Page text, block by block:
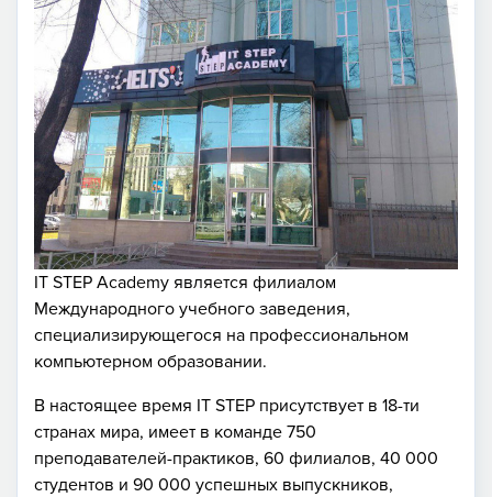
IT STEP Academy является филиалом
Международного учебного заведения,
специализирующегося на профессиональном
компьютерном образовании.
В настоящее время IT STEP присутствует в 18-ти
странах мира, имеет в команде 750
преподавателей-практиков, 60 филиалов, 40 000
студентов и 90 000 успешных выпускников,